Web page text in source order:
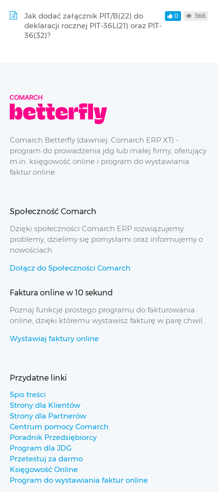
Jak dodać załącznik PIT/B(22) do
deklaracji rocznej PIT-36L(21) oraz PIT-
36(32)?
0 366
Comarch Betterfly (dawniej: Comarch ERP XT) -
program do prowadzenia jdg lub małej firmy, oferujący
m.in. księgowość online i program do wystawiania
faktur online.
Społeczność Comarch
Dzięki społeczności Comarch ERP rozwiązujemy
problemy, dzielimy się pomysłami oraz informujemy o
nowościach.
Dołącz do Społeczności Comarch
Faktura online w 10 sekund
Poznaj funkcje prostego programu do fakturowania
online, dzięki któremu wystawisz fakturę w parę chwil.
Wystawiaj faktury online
Przydatne linki
Spis treści
Strony dla Klientów
Strony dla Partnerów
Centrum pomocy Comarch
Poradnik Przedsiębiorcy
Program dla JDG
Przetestuj za darmo
Księgowość Online
Program do wystawiania faktur online